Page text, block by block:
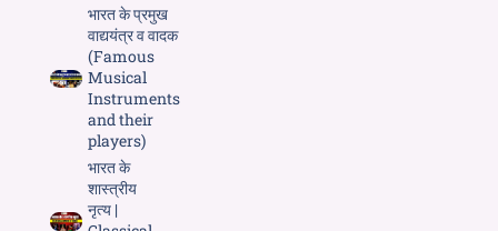
भारत के प्रमुख
वाद्ययंत्र व वादक
(Famous
Musical
Instruments
and their
players)
भारत के
शास्त्रीय
नृत्य |